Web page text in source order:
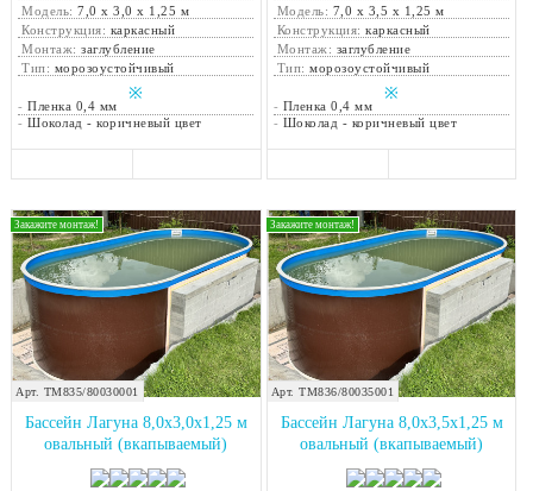
Модель:7,0 х 3,0 х 1,25 м
Конструкция: каркасный
Монтаж:заглубление
Тип: морозоустойчивый
※
-Пленка 0,4 мм
-Шоколад - коричневый цвет
Модель: 7,0 х 3,5 х 1,25 м
Конструкция:каркасный
Монтаж: заглубление
Тип:морозоустойчивый
※
- Пленка 0,4 мм
- Шоколад - коричневый цвет
Закажите монтаж!
Арт. ТМ835/80030001
Бассейн Лагуна 8,0х3,0х1,25 м
овальный (вкапываемый)
Закажите монтаж!
Арт. ТМ836/80035001
Бассейн Лагуна 8,0х3,5х1,25 м
овальный (вкапываемый)